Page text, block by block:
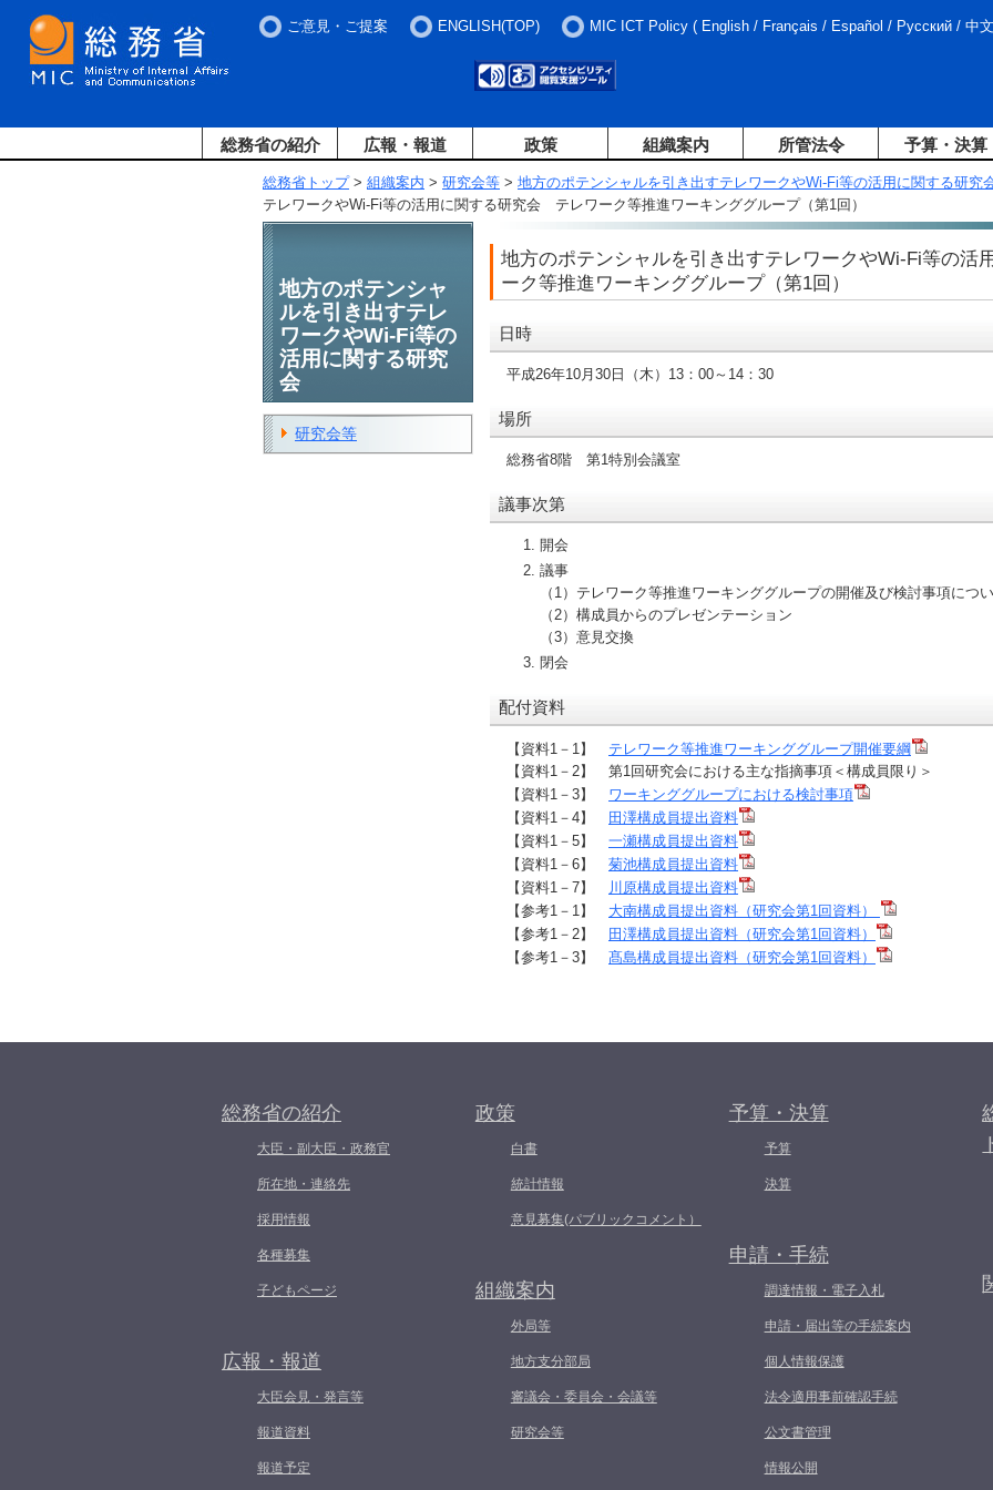
ご意見・ご提案 ENGLISH(TOP) MIC ICT Policy ( English / Français / Español / Русский / 中文
総務省の紹介 広報・報道 政策 組織案内 所管法令 予算・決算
総務省トップ> 組織案内 > 研究会等 > 地方のポテンシャルを引き出すテレワークやWi-Fi等の活用に関する研究
テレワークやWi-Fi等の活用に関する研究会 テレワーク等推進ワーキンググループ（第1回）
地方のポテンシャルを引き出すテレワークやWi-Fi等の
ーク等推進ワーキンググループ（第1回）
日時
平成26年10月30日（木）13：00～14：30
場所
総務省8階 第1特別会議室
議事次第
開会
議事
（1）テレワーク等推進ワーキンググループの開催及び検討事項につ
（2）構成員からのプレゼンテーション
（3）意見交換
閉会
配付資料
【資料1－1】 テレワーク等推進ワーキンググループ開催要綱
【資料1－2】 第1回研究会における主な指摘事項＜構成員限り＞
【資料1－3】 ワーキンググループにおける検討事項
【資料1－4】
田澤構成員提出資料
【資料1－5】 一瀬構成員提出資料
【資料1－6】 菊池構成員提出資料
【資料1－7】
川原構成員提出資料
【参考1－1】 大南構成員提出資料（研究会第1回資料）
【参考1－2】
田澤構成員提出資料（研究会第1回資料）
【参考1－3】 髙島構成員提出資料（研究会第1回資料）
地方のポテンシャ
ルを引き出すテレ
ワークやWi-Fi等の
活用に関する研究
会
研究会等
総務省の紹介
大臣・副大臣・政務官
所在地・連絡先
採用情報
各種募集
子どもページ
広報・報道
大臣会見・発言等
報道資料
報道予定
政策
白書
統計情報
意見募集(パブリックコメント）
組織案内
外局等
地方支分部局
審議会・委員会・会議等
研究会等
予算・決算
予算
決算
申請・手続
調達情報・電子入札
申請・届出等の手続案内
個人情報保護
法令適用事前確認手続
公文書管理
情報公開